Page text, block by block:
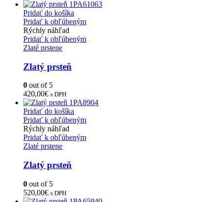
Pridať do košíka
Pridať k obľúbeným
Rýchly náhľad
Pridať k obľúbeným
Zlaté prstene
Zlatý prsteň
0 out of 5
420,00€ s DPH
Pridať do košíka
Pridať k obľúbeným
Rýchly náhľad
Pridať k obľúbeným
Zlaté prstene
Zlatý prsteň
0 out of 5
520,00€ s DPH